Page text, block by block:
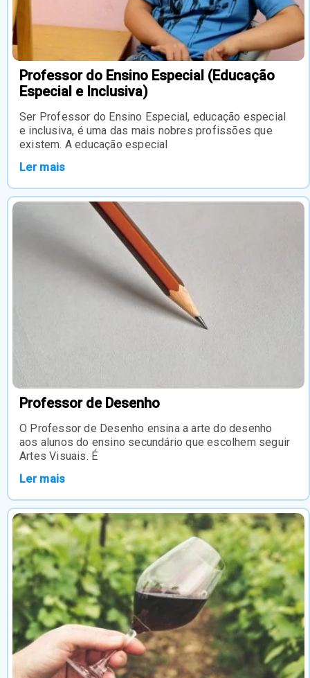
Professor do Ensino Especial (Educação
Especial e Inclusiva)
Ser Professor do Ensino Especial, educação especial
e inclusiva, é uma das mais nobres profissões que
existem. A educação especial
Ler mais
Professor de Desenho
O Professor de Desenho ensina a arte do desenho
aos alunos do ensino secundário que escolhem seguir
Artes Visuais. É
Ler mais